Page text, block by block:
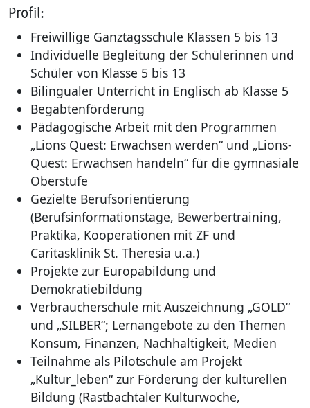
Profil:
Freiwillige Ganztagsschule Klassen 5 bis 13
Individuelle Begleitung der Schülerinnen und
Schüler von Klasse 5 bis 13
Bilingualer Unterricht in Englisch ab Klasse 5
Begabtenförderung
Pädagogische Arbeit mit den Programmen
„Lions Quest: Erwachsen werden“ und „Lions-
Quest: Erwachsen handeln“ für die gymnasiale
Oberstufe
Gezielte Berufsorientierung
(Berufsinformationstage, Bewerbertraining,
Praktika, Kooperationen mit ZF und
Caritasklinik St. Theresia u.a.)
Projekte zur Europabildung und
Demokratiebildung
Verbraucherschule mit Auszeichnung „GOLD“
und „SILBER“; Lernangebote zu den Themen
Konsum, Finanzen, Nachhaltigkeit, Medien
Teilnahme als Pilotschule am Projekt
„Kultur_leben“ zur Förderung der kulturellen
Bildung (Rastbachtaler Kulturwoche,
Kultur &
Bauen
Natur- &
Wirtschaft
Recht
vhs